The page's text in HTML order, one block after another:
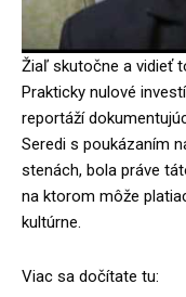
Žiaľ skutočne a vidieť
Prakticky nulové
reportáží
Seredi s poukázaním
stenách, bola práve
na ktorom môže
kultúrne.
Viac sa dočítate tu: